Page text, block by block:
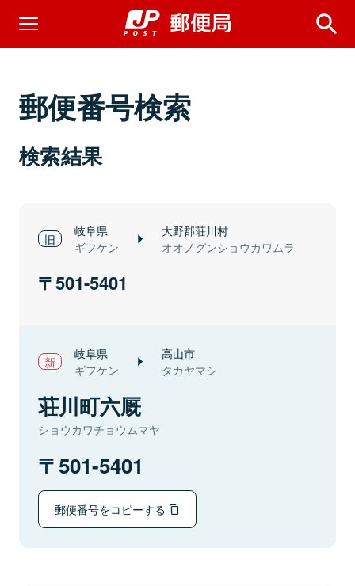
郵便番号検索
検索結果
岐阜県
ギフケン
大野郡荘川村
オオノグンショウカワムラ
501-5401
岐阜県
ギフケン
高山市
タカヤマシ
荘川町六厩
ショウカワチョウムマヤ
501-5401
郵便番号をコピーする